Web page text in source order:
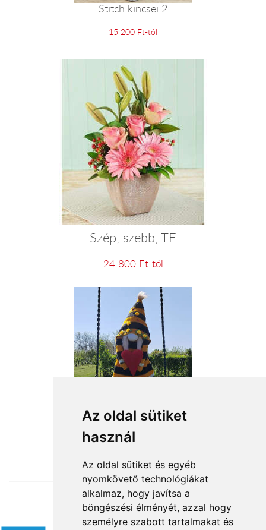
Az oldal sütiket
használ
Az oldal sütiket és egyéb
nyomkövető technológiákat
alkalmaz, hogy javítsa a
böngészési élményét, azzal hogy
személyre szabott tartalmakat és
Stitch kincsei 2
15 200 Ft-tól
Szép, szebb, TE
24 800 Ft-tól
Méhkirálynő
20 360 Ft-tól
Elfogadott fizetési módok